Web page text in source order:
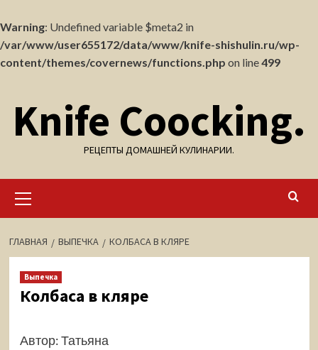
Warning: Undefined variable $meta2 in
/var/www/user655172/data/www/knife-shishulin.ru/wp-
content/themes/covernews/functions.php on line499
содержимому
Knife Coocking.
РЕЦЕПТЫ ДОМАШНЕЙ КУЛИНАРИИ.
меню
ГЛАВНАЯ ВЫПЕЧКА КОЛБАСА В КЛЯРЕ
Выпечка
Колбаса в кляре
Автор: Татьяна